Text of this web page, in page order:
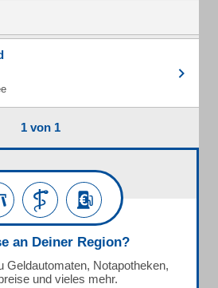
1 von 1
an Deiner Region?
Geldautomaten, Notapotheken,
und vieles mehr.